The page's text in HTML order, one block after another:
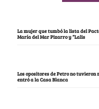
La mujer que tumbó la lista del
María del Mar Pizarro y “Lalis
Los opositores de Petro no
entró a la Casa Blanca